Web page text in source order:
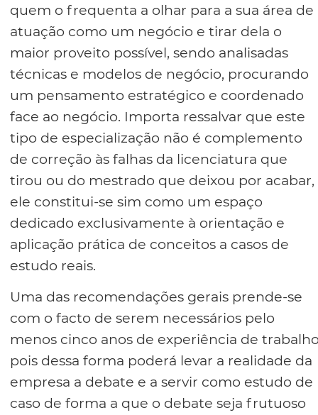
quem o frequenta a olhar para a sua área de
atuação como um negócio e tirar dela o
maior proveito possível, sendo analisadas
técnicas e modelos de negócio, procurando
um pensamento estratégico e coordenado
face ao negócio. Importa ressalvar que este
tipo de especialização não é complemento
de correção às falhas da licenciatura que
tirou ou do mestrado que deixou por acabar,
ele constitui-se sim como um espaço
dedicado exclusivamente à orientação e
aplicação prática de conceitos a casos de
estudo reais.
Uma das recomendações gerais prende-se
com o facto de serem necessários pelo
menos cinco anos de experiência de
pois dessa forma poderá levar a realidade da
empresa a debate e a servir como estudo de
caso de forma a que o debate seja frutuoso